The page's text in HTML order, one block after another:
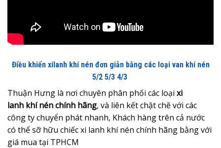
Điều khiển xilanh khí nén đơn giản bằng các loại van khí nén
5/2 5/3 4/3
Thuận Hưng là nơi chuyên phân phối các loại xi
lanh khí nén chính hãng, và liên kết chặt chẽ với các
công ty chuyển phát nhanh, Khách hàng trên cả nước
có thể sỡ hữu chiếc xi lanh khí nén chính hãng bằng với
giá mua tại TPHCM